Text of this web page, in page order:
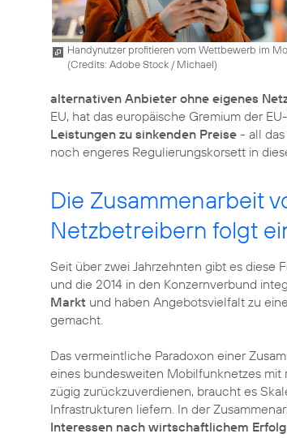
Handynutzer profitieren vom Wettbewerb im
(Credits: Adobe Stock / Michael)
alternativen Anbieter ohne eigenes
EU, hat das europäische Gremium der
Leistungen zu sinkenden Preise - all
noch engeres Regulierungskorsett in
Die Zusammenarbeit
Netzbetreibern folgt
Seit über zwei Jahrzehnten gibt es diese
und die 2014 in den Konzernverbund
Markt und haben Angebotsvielfalt zu
gemacht.
Das vermeintliche Paradoxon einer
eines bundesweiten Mobilfunknetzes
zügig zurückzuverdienen, braucht es
Infrastrukturen liefern. In der
Interessen nach wirtschaftlichem Erfolg